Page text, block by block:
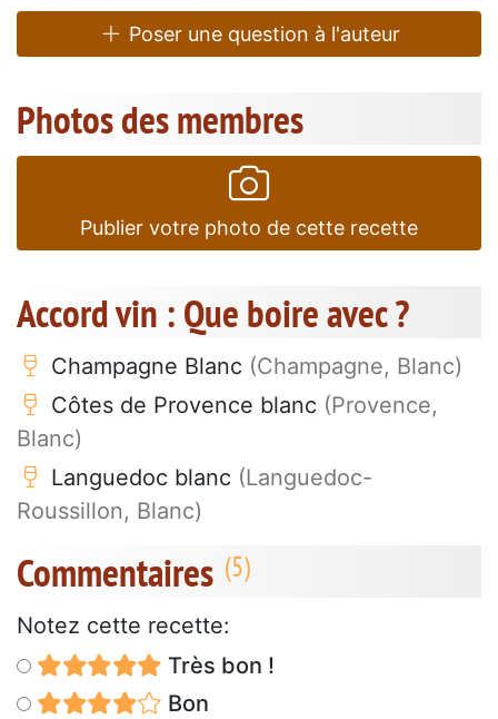
Poser une question à l'auteur
Photos des membres
Publier votre photo de cette recette
Accord vin : Que boire avec ?
Champagne Blanc (Champagne, Blanc)
Côtes de Provence blanc (Provence,
Blanc)
Languedoc blanc (Languedoc-
Roussillon, Blanc)
Commentaires
Notez cette recette:
Très bon !
Bon